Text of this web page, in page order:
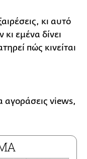
κι αυτό
εμένα δίνει
πώς κινείται
αγοράσεις views,